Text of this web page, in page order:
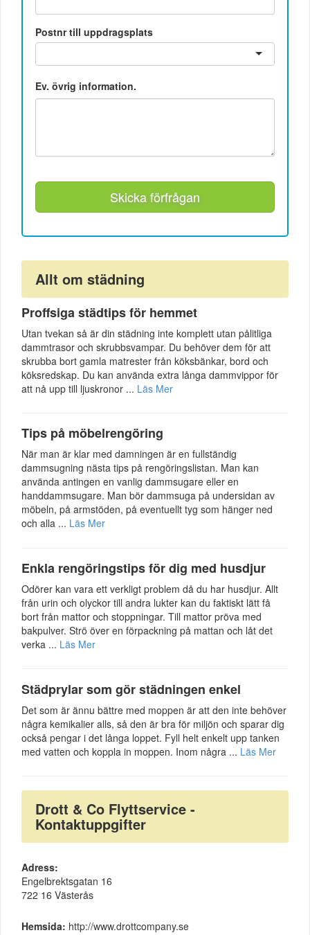
Postnr till uppdragsplats
Ev. övrig information.
Skicka förfrågan
Allt om städning
Proffsiga städtips för hemmet
Utan tvekan så är din städning inte komplett utan pålitliga
dammtrasor och skrubbsvampar. Du behöver dem för att
skrubba bort gamla matrester från köksbänkar, bord och
köksredskap. Du kan använda extra långa dammvippor för
att nå upp till ljuskronor ... Läs Mer
Tips på möbelrengöring
När man är klar med damningen är en fullständig
dammsugning nästa tips på rengöringslistan. Man kan
använda antingen en vanlig dammsugare eller en
handdammsugare. Man bör dammsuga på undersidan av
möbeln, på armstöden, på eventuellt tyg som hänger ned
och alla ... Läs Mer
Enkla rengöringstips för dig med husdjur
Odörer kan vara ett verkligt problem då du har husdjur. Allt
från urin och olyckor till andra lukter kan du faktiskt lätt få
bort från mattor och stoppningar. Till mattor pröva med
bakpulver. Strö över en förpackning på mattan och låt det
verka ... Läs Mer
Städprylar som gör städningen enkel
Det som är ännu bättre med moppen är att den inte behöver
några kemikalier alls, så den är bra för miljön och sparar dig
också pengar i det långa loppet. Fyll helt enkelt upp tanken
med vatten och koppla in moppen. Inom några ... Läs Mer
Drott & Co Flyttservice -
Kontaktuppgifter
Adress:
Engelbrektsgatan 16
722 16 Västerås
Hemsida: http://www.drottcompany.se